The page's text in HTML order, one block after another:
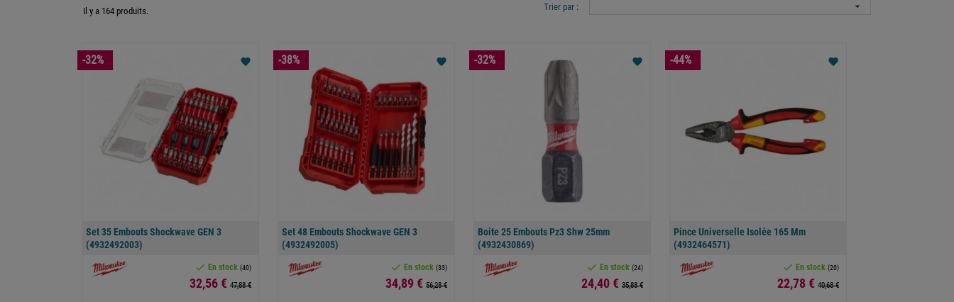
Il y a 164 produits. Trier par : 
Set 35 Embouts Shockwave GEN 3
(4932492003)
 En stock (40)
Prix
32,56 € 47,88 €
favorite
-32%
Set 48 Embouts Shockwave GEN 3
(4932492005)
 En stock (33)
Prix
34,89 € 56,28 €
favorite
-38%
Boite 25 Embouts Pz3 Shw 25mm
(4932430869)
 En stock (24)
Prix
24,40 € 35,88 €
favorite
-32%
Pince Universelle Isolée 165 Mm
(4932464571)
 En stock (20)
Prix
22,78 € 40,68 €
favorite
-44%